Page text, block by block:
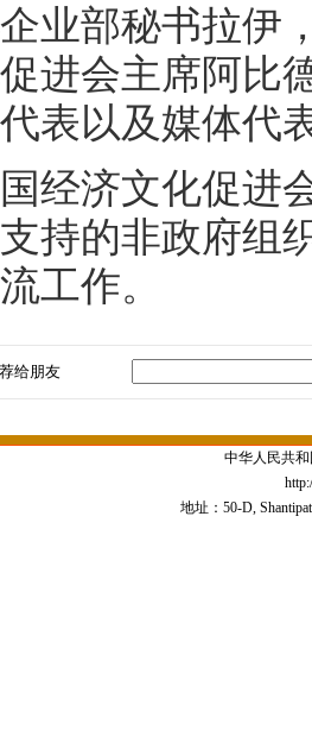
业部秘书拉伊
进会主席阿比
表以及媒体代
济文化促进会
持的非政府组
工作。
给朋友
中华人民共
地址：50-D,